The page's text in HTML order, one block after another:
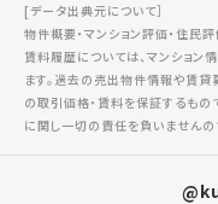
[データ出典元について］
物件概要・マンション評価・住民
賃料履歴については、マンション
ます。過去の売出物件情報や賃
の取引価格・賃料を保証するもの
に関し一切の責任を負いませんの